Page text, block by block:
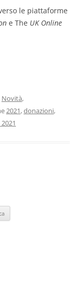
le piattaforme
e The UK Online
Novità,
2021,donazioni,